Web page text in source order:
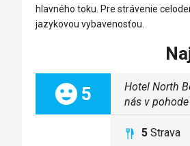
hlavného toku. Pre strávenie
jazykovou vybavenosťou.
Celkom:
5
Hotel North
nás v
5 Strava